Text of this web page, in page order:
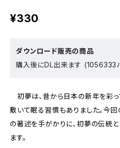
¥330
ダウンロード販売の商品
購入後にDL出来ます (1056333
初夢は、昔から日本の新年を彩っ
敷いて眠る習慣もありました。今
の著述を手がかりに、初夢の伝統
ます。